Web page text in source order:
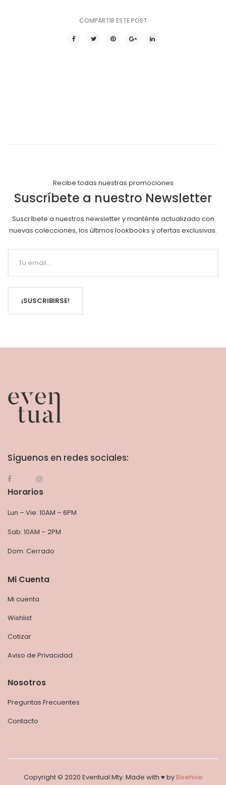
COMPARTIR ESTE POST
Recibe todas nuestras promociones
Suscríbete a nuestro Newsletter
Suscríbete a nuestros newsletter y manténte actualizado con
nuevas colecciones, los últimos lookbooks y ofertas exclusivas.
¡SUSCRIBIRSE!
Síguenos en redes sociales:
Horarios
Lun – Vie: 10AM – 6PM
Sab: 10AM – 2PM
Dom: Cerrado
Mi Cuenta
Mi cuenta
Wishlist
Cotizar
Aviso de Privacidad
Nosotros
Preguntas Frecuentes
Contacto
Copyright © 2020 Eventual Mty. Made with ♥︎ by Beehive